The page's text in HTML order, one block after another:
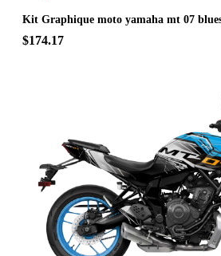
Kit Graphique moto yamaha mt 07
$174.17